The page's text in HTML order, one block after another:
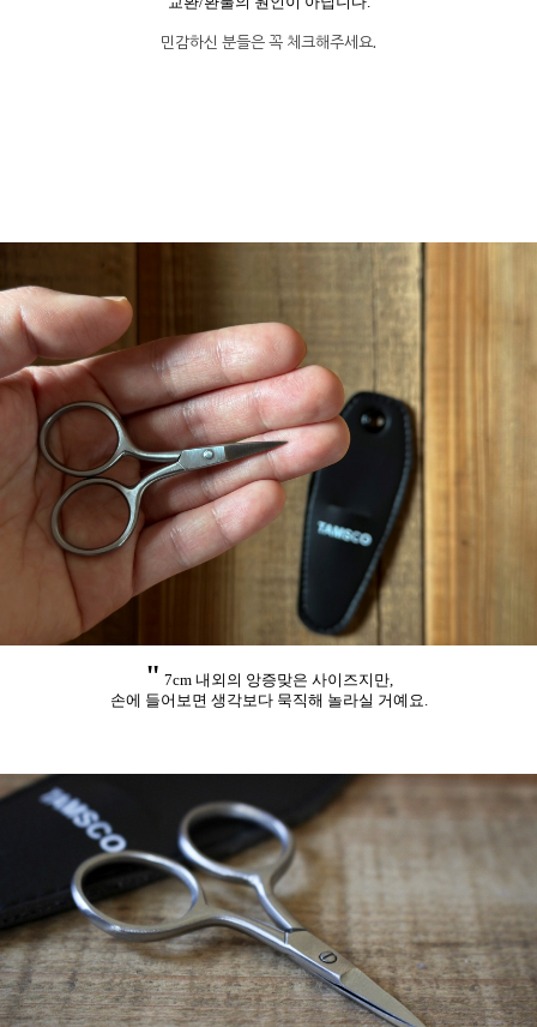
민감하신 분들은 꼭 체크해주세요.
" 7cm 내외의 앙증맞은 사이즈지만,
손에 들어보면 생각보다 묵직해 놀라실 거예요.